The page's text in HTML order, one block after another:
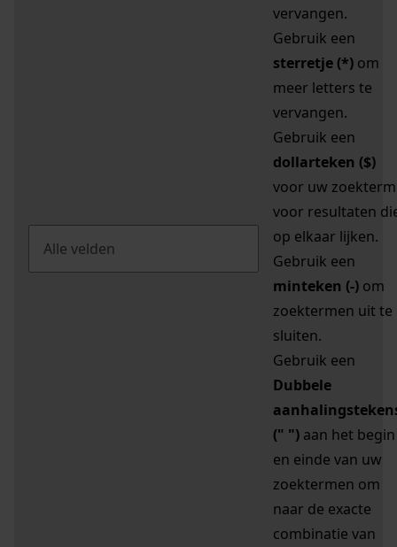
vervangen.
Gebruik een
sterretje (*) om
meer letters te
vervangen.
Gebruik een
dollarteken ($)
voor uw zoekterm
voor resultaten
op elkaar lijken.
Gebruik een
minteken (-) om
zoektermen uit te
sluiten.
Gebruik een
Dubbele
(" ") aan het begin
en einde van uw
zoektermen om
naar de exacte
combinatie van